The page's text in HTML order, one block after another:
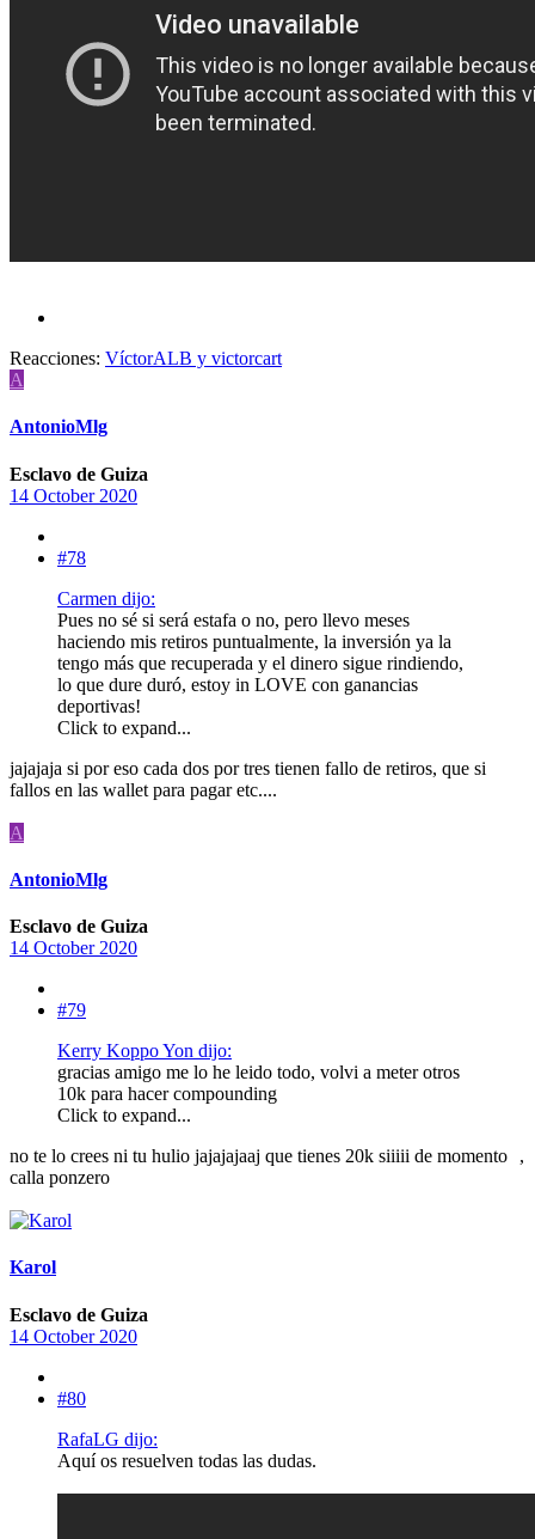
Reacciones: VíctorALB y victorcart
A
AntonioMlg
Esclavo de Guiza
14 October 2020
#78
Carmen dijo:
Pues no sé si será estafa o no, pero llevo meses
haciendo mis retiros puntualmente, la inversión ya la
tengo más que recuperada y el dinero sigue rindiendo,
lo que dure duró, estoy in LOVE con ganancias
deportivas!
Click to expand...
jajajaja si por eso cada dos por tres tienen fallo de retiros, que si
fallos en las wallet para pagar etc....
A
AntonioMlg
Esclavo de Guiza
14 October 2020
#79
Kerry Koppo Yon dijo:
gracias amigo me lo he leido todo, volvi a meter otros
10k para hacer compounding
Click to expand...
no te lo crees ni tu hulio jajajajaaj que tienes 20k siiiii de momento
,
calla ponzero
Karol
Esclavo de Guiza
14 October 2020
#80
RafaLG dijo:
Aquí os resuelven todas las dudas.